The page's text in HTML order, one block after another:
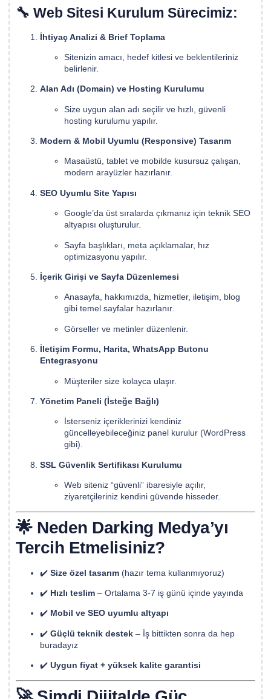
🔧 Web Sitesi Kurulum Sürecimiz:
İhtiyaç Analizi & Brief Toplama
Sitenizin amacı, hedef kitlesi ve beklentileriniz
belirlenir.
Alan Adı (Domain) ve Hosting Kurulumu
Size uygun alan adı seçilir ve hızlı, güvenli
hosting kurulumu yapılır.
Modern & Mobil Uyumlu (Responsive) Tasarım
Masaüstü, tablet ve mobilde kusursuz çalışan,
modern arayüzler hazırlanır.
SEO Uyumlu Site Yapısı
Google’da üst sıralarda çıkmanız için teknik SEO
altyapısı oluşturulur.
Sayfa başlıkları, meta açıklamalar, hız
optimizasyonu yapılır.
İçerik Girişi ve Sayfa Düzenlemesi
Anasayfa, hakkımızda, hizmetler, iletişim, blog
gibi temel sayfalar hazırlanır.
Görseller ve metinler düzenlenir.
İletişim Formu, Harita, WhatsApp Butonu
Entegrasyonu
Müşteriler size kolayca ulaşır.
Yönetim Paneli (İsteğe Bağlı)
İsterseniz içeriklerinizi kendiniz
güncelleyebileceğiniz panel kurulur (WordPress
gibi).
SSL Güvenlik Sertifikası Kurulumu
Web siteniz “güvenli” ibaresiyle açılır,
ziyaretçileriniz kendini güvende hisseder.
🌟 Neden Darking Medya’yı
Tercih Etmelisiniz?
✔️ Size özel tasarım (hazır tema kullanmıyoruz)
✔️ Hızlı teslim – Ortalama 3-7 iş günü içinde yayında
✔️ Mobil ve SEO uyumlu altyapı
✔️ Güçlü teknik destek – İş bittikten sonra da hep
buradayız
✔️ Uygun fiyat + yüksek kalite garantisi